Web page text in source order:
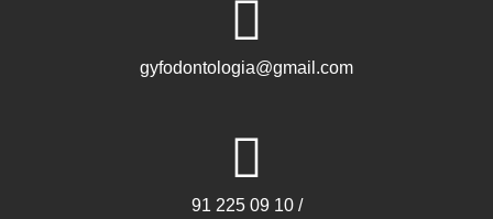
gyfodontologia@gmail.com
91 225 09 10 /